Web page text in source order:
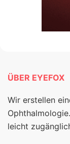
ÜBER EYEFOX
Wir erstellen
leicht